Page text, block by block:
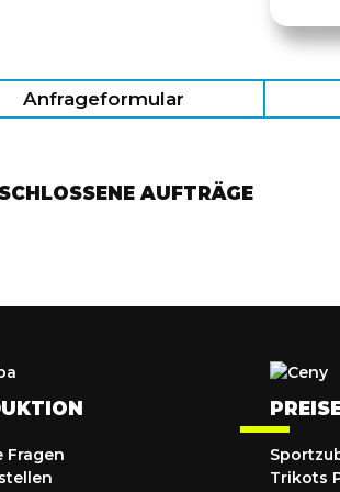
Anfrageformular
AUFTRÄGE
Fragen
Trikots